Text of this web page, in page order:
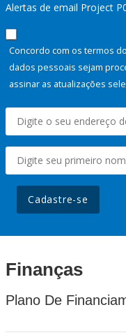
Alertas de email Project
Concordo com os termos
dados pessoais sejam
assinar as atualizações
Cadastre-se
Finanças
Plano De